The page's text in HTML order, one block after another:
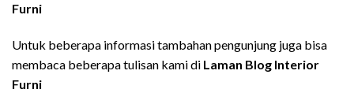
Furni
Untuk beberapa informasi tambahan pengunjung juga bisa
membaca beberapa tulisan kami di Laman Blog Interior
Furni